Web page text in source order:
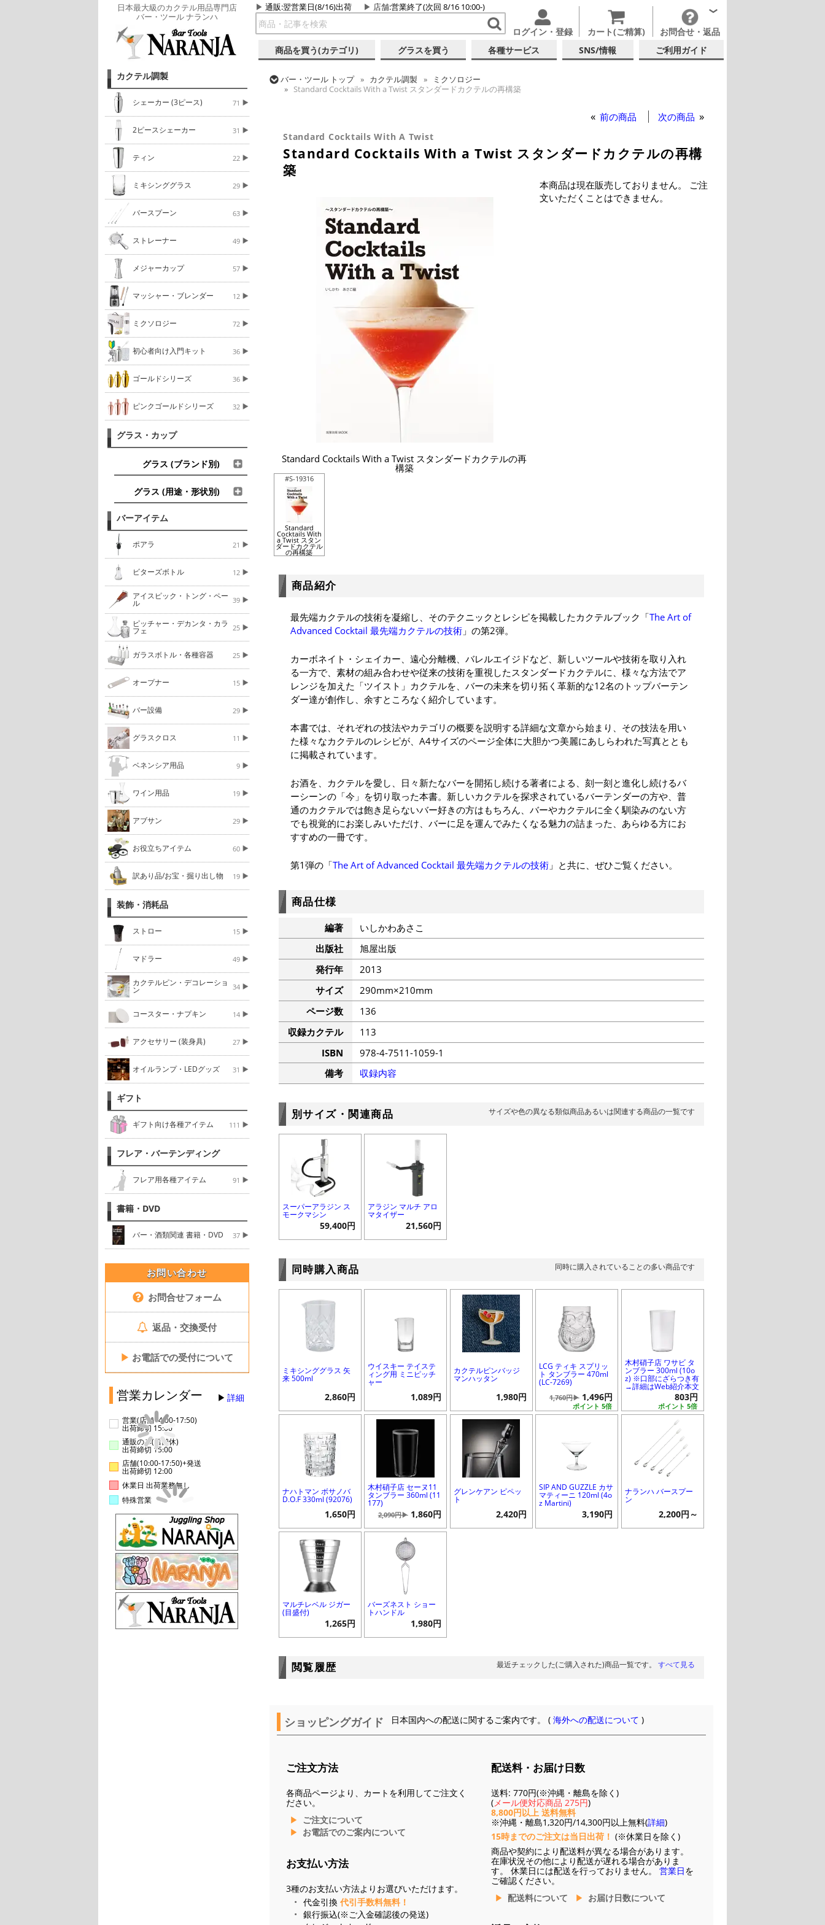
日本最大級のカクテル用品専門店
バー・ツール ナランハ
通販:翌営業日(8/16)出荷 店舗:営業終了(次回 8/16 10:00-)
ログイン・登録 カート(ご精算) お問合せ・返品
商品を買う(カテゴリ) グラスを買う 各種サービス SNS/情報 ご利用ガイド
カクテル調製
シェーカー (3ピース) 71
2ピースシェーカー 31
ティン 22
ミキシンググラス 29
バースプーン 63
ストレーナー 49
メジャーカップ 57
マッシャー・ブレンダー 12
ミクソロジー 72
初心者向け入門キット 36
ゴールドシリーズ 36
ピンクゴールドシリーズ 32
グラス・カップ
グラス (ブランド別)
グラス (用途・形状別)
バーアイテム
ポアラ 21
ビターズボトル 12
アイスピック・トング・ペー
ル 39
ピッチャー・デカンタ・カラ
フェ 25
ガラスボトル・各種容器 25
オープナー 15
バー設備 29
グラスクロス 11
ベネンシア用品 9
ワイン用品 19
アブサン 29
お役立ちアイテム 60
訳あり品/お宝・掘り出し物 19
装飾・消耗品
ストロー 15
マドラー 49
カクテルピン・デコレーショ
ン 34
コースター・ナプキン 14
アクセサリー (装身具) 27
オイルランプ・LEDグッズ 31
ギフト
ギフト向け各種アイテム 111
フレア・バーテンディング
フレア用各種アイテム 91
書籍・DVD
バー・酒類関連 書籍・DVD 37
お問い合わせ
お問合せフォーム
返品・交換受付
▶ お電話での受付について
営業カレンダー 詳細
営業(店舗14:00-17:50)
出荷締切 15:00
通販のみ(店舗休)
出荷締切 15:00
店舗(10:00-17:50)+発送
出荷締切 12:00
休業日 出荷業務無し
特殊営業
バー・ツール トップ カクテル調製
ミクソロジー
Standard Cocktails With a Twist スタンダードカクテルの再構築
前の商品 次の商品
Standard Cocktails With A Twist
Standard Cocktails With a Twist スタンダードカクテルの再構
築
Standard Cocktails With a Twist スタンダードカクテルの再
構築
#S-19316
Standard
Cocktails With
a Twist スタン
ダードカクテル
の再構築
本商品は現在販売しておりません。 ご注
文いただくことはできません。
商品紹介
最先端カクテルの技術を凝縮し、そのテクニックとレシピを掲載したカクテルブック「The Art of
Advanced Cocktail 最先端カクテルの技術 」の第2弾。
カーボネイト・シェイカー、遠心分離機、バレルエイジドなど、新しいツールや技術を取り入れ
る一方で、素材の組み合わせや従来の技術を重視したスタンダードカクテルに、様々な方法でア
レンジを加えた「ツイスト」カクテルを、バーの未来を切り拓く革新的な12名のトップバーテン
ダー達が創作し、余すところなく紹介しています。
本書では、それぞれの技法やカテゴリの概要を説明する詳細な文章から始まり、その技法を用い
た様々なカクテルのレシピが、A4サイズのページ全体に大胆かつ美麗にあしらわれた写真ととも
に掲載されています。
お酒を、カクテルを愛し、日々新たなバーを開拓し続ける著者による、刻一刻と進化し続けるバ
ーシーンの「今」を切り取った本書。新しいカクテルを探求されているバーテンダーの方や、普
通のカクテルでは飽き足らないバー好きの方はもちろん、バーやカクテルに全く馴染みのない方
でも視覚的にお楽しみいただけ、バーに足を運んでみたくなる魅力の詰まった、あらゆる方にお
すすめの一冊です。
第1弾の「The Art of Advanced Cocktail 最先端カクテルの技術 」と共に、ぜひご覧ください。
商品仕様
編著
いしかわあさこ
出版社
旭屋出版
発行年
2013
サイズ
290mm×210mm
ページ数
136
収録カクテル
113
ISBN
978-4-7511-1059-1
備考
収録内容
別サイズ・関連商品 サイズや色の異なる類似商品あるいは関連する商品の一覧です
スーパーアラジン ス
モークマシン
59,400円
アラジン マルチ アロ
マタイザー
21,560円
同時購入商品 同時に購入されていることの多い商品です
ミキシンググラス 矢
来 500ml
2,860円
ウイスキー テイステ
ィング用 ミニピッチ
ャー
1,089円
カクテルピンバッジ
マンハッタン
1,980円
LCG ティキ スプリッ
ト タンブラー 470ml
(LC-7269)
ポイント 5倍
1,760円▶ 1,496円
木村硝子店 ワサビ タ
ンブラー 300ml (10o
z) ※口部にざらつき有
→詳細はWeb紹介本文
ポイント 5倍
803円
ナハトマン ボサノバ
D.O.F 330ml (92076)
1,650円
木村硝子店 セーヌ11
タンブラー 360ml (11
177)
2,090円▶ 1,860円
グレンケアン ピペッ
ト
2,420円
SIP AND GUZZLE カサ
マティーニ 120ml (4o
z Martini)
3,190円
ナランハ バースプー
ン
2,200円～
マルチレベル ジガー
(目盛付)
1,265円
バーズネスト ショー
トハンドル
1,980円
閲覧履歴 最近チェックした(ご購入された)商品一覧です。 すべて見る
ショッピングガイド 日本国内への配送に関するご案内です。 (海外への配送について )
ご注文方法
各商品ページより、カートを利用してご注文く
ださい。
ご注文について
お電話でのご案内について
お支払い方法
3種のお支払い方法よりお選びいただけます。
代金引換 代引手数料無料！
銀行振込(※ご入金確認後の発送)
配送料・お届け日数
送料: 770円(※沖縄・離島を除く)
(メール便対応商品 275円)
8,800円以上 送料無料
※沖縄・離島1,320円/14,300円以上無料(詳細)
15時までのご注文は当日出荷！ (※休業日を除く)
商品や契約により配送料が異なる場合があります。
在庫状況その他により配送が遅れる場合がありま
す。 休業日には配送を行っておりません。 営業日を
ご確認ください。
配送料について
お届け日数について